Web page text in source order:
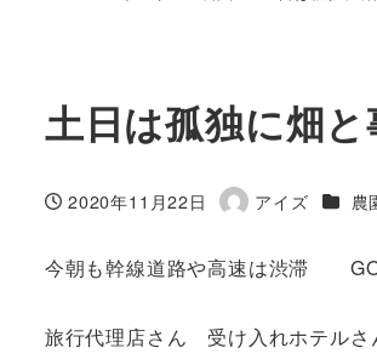
土日は孤独に畑
投稿日
2020年11月22日
著
アイズ カテゴ
農
今朝も幹線道路や高速は
旅行代理店さん 受け入れホテル